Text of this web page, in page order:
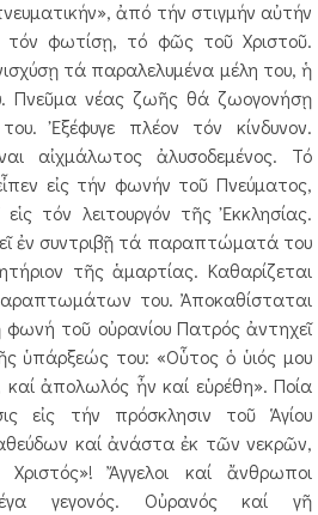
ἀπό τήν στιγμήν αὐτήν
φωτίσῃ, τό φῶς τοῦ Χριστοῦ.
τά παραλελυμένα μέλη του, ἡ
Πνεῦμα νέας ζωῆς θά ζωογονήσῃ
Ἐξέφυγε πλέον τόν κίνδυνον.
αἰχμάλωτος ἀλυσοδεμένος. Τό
εἰς τήν φωνήν τοῦ Πνεύματος,
τόν λειτουργόν τῆς Ἐκκλησίας.
ἐν συντριβῇ τά παραπτώματά του
τῆς ἁμαρτίας. Καθαρίζεται
του. Ἀποκαθίσταται
φωνή τοῦ οὐρανίου Πατρός ἀντηχεῖ
ὑπάρξεώς του: «Οὗτος ὁ ὑιός μου
καί ἀπολωλός ἦν καί εὑρέθη». Ποία
εἰς τήν πρόσκλησιν τοῦ Ἁγίου
καί ἀνάστα ἐκ τῶν νεκρῶν,
Ἄγγελοι καί ἄνθρωποι
γεγονός. Οὐρανός καί γῆ